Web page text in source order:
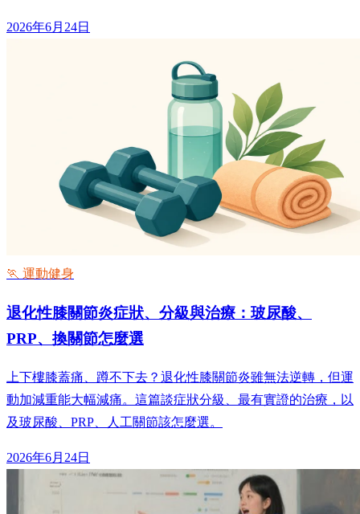
2026年6月24日
🏃 運動健身
退化性膝關節炎症狀、分級與治療：玻尿酸、
PRP、換關節怎麼選
上下樓膝蓋痛、蹲不下去？退化性膝關節炎雖無法逆轉，但運
動加減重能大幅減痛。這篇談症狀分級、最有實證的治療，以
及玻尿酸、PRP、人工關節該怎麼選。
2026年6月24日